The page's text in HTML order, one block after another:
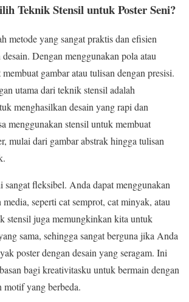
Teknik Stensil untuk Poster Seni?
metode yang sangat praktis dan efisien
Dengan menggunakan pola atau
gambar atau tulisan dengan presisi.
utama dari teknik stensil adalah
menghasilkan desain yang rapi dan
menggunakan stensil untuk membuat
mulai dari gambar abstrak hingga tulisan
fleksibel. Anda dapat menggunakan
media, seperti cat semprot, cat minyak, atau
stensil juga memungkinkan kita untuk
sama, sehingga sangat berguna jika Anda
poster dengan desain yang seragam. Ini
bagi kreativitasku untuk bermain dengan
motif yang berbeda.